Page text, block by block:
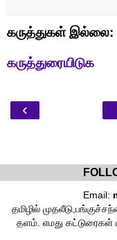
கருத்துகள் இல்லை:
கருத்துரையிடுக
‹
Email:
தமிழில்
தளம். எமது கட்டுரைகள்